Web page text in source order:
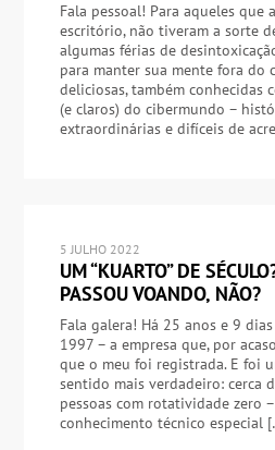
Fala pessoal! Para aqueles que
escritório, não tiveram a sorte
algumas férias de
para manter sua mente fora do
deliciosas, também conhecidas
(e claros) do cibermundo –
extraordinárias e difíceis de
5 JULHO 2022
UM “KUARTO” DE
PASSOU VOANDO, NÃO?
Fala galera! Há 25 anos e 9
1997 – a empresa que, por
que o meu foi registrada. E foi
sentido mais verdadeiro: cerca
pessoas com rotatividade zero
conhecimento técnico especial